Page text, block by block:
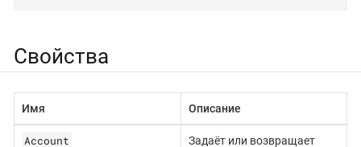
Свойства
Имя Описание
Account
Задаёт или возвращает